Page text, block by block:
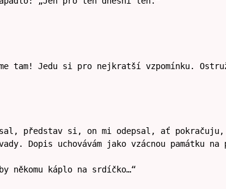
tam! Jedu si pro nejkratší vzpomínku.
představ si, on mi odepsal, ať
Dopis uchovávám jako vzácnou památku
někomu káplo na srdíčko…“